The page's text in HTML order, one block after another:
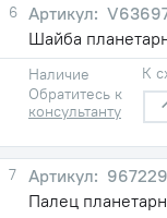
6
Шайба
Наличие
Обратитесь к
консультанту
К
7
Палец